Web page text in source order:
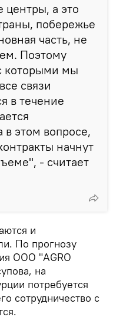
центры, а это
побережье
часть, не
Поэтому
которыми мы
связи
в течение
этом вопросе,
начнут
- считает
и
По прогнозу
ООО "AGRO
на
потребуется
сотрудничество с